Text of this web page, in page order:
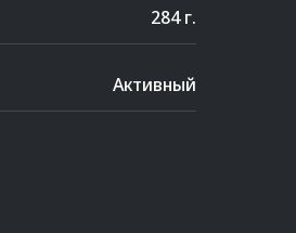
284 г.
Активный